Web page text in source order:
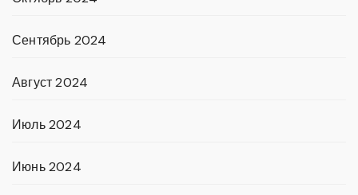
Сентябрь 2024
Август 2024
Июль 2024
Июнь 2024